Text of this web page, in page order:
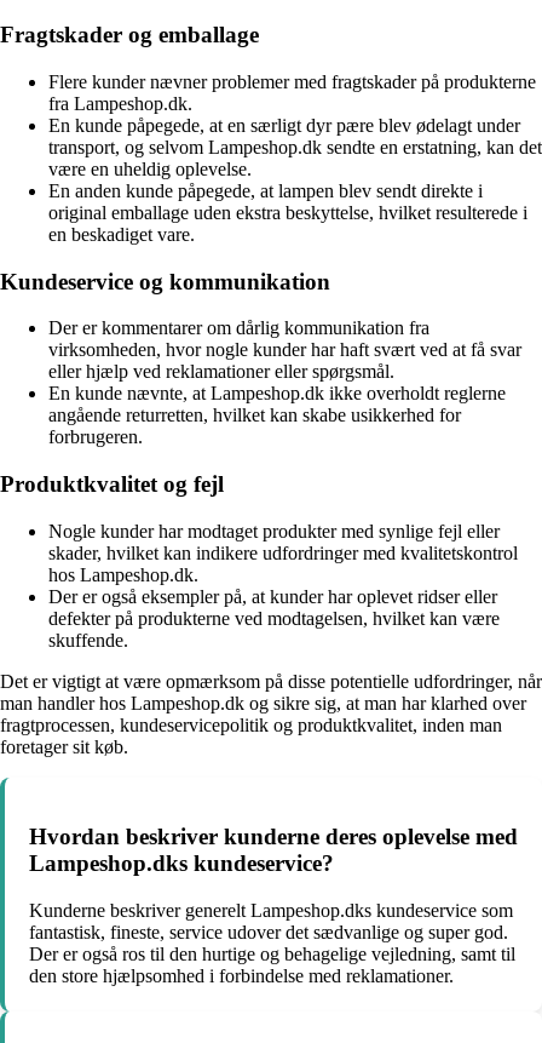
Fragtskader og emballage
Flere kunder nævner problemer med fragtskader på produkterne
fra Lampeshop.dk.
En kunde påpegede, at en særligt dyr pære blev ødelagt under
transport, og selvom Lampeshop.dk sendte en erstatning, kan det
være en uheldig oplevelse.
En anden kunde påpegede, at lampen blev sendt direkte i
original emballage uden ekstra beskyttelse, hvilket resulterede i
en beskadiget vare.
Kundeservice og kommunikation
Der er kommentarer om dårlig kommunikation fra
virksomheden, hvor nogle kunder har haft svært ved at få svar
eller hjælp ved reklamationer eller spørgsmål.
En kunde nævnte, at Lampeshop.dk ikke overholdt reglerne
angående returretten, hvilket kan skabe usikkerhed for
forbrugeren.
Produktkvalitet og fejl
Nogle kunder har modtaget produkter med synlige fejl eller
skader, hvilket kan indikere udfordringer med kvalitetskontrol
hos Lampeshop.dk.
Der er også eksempler på, at kunder har oplevet ridser eller
defekter på produkterne ved modtagelsen, hvilket kan være
skuffende.
Det er vigtigt at være opmærksom på disse potentielle udfordringer, når
man handler hos Lampeshop.dk og sikre sig, at man har klarhed over
fragtprocessen, kundeservicepolitik og produktkvalitet, inden man
foretager sit køb.
Hvordan beskriver kunderne deres oplevelse med
Lampeshop.dks kundeservice?
Kunderne beskriver generelt Lampeshop.dks kundeservice som
fantastisk, fineste, service udover det sædvanlige og super god.
Der er også ros til den hurtige og behagelige vejledning, samt til
den store hjælpsomhed i forbindelse med reklamationer.